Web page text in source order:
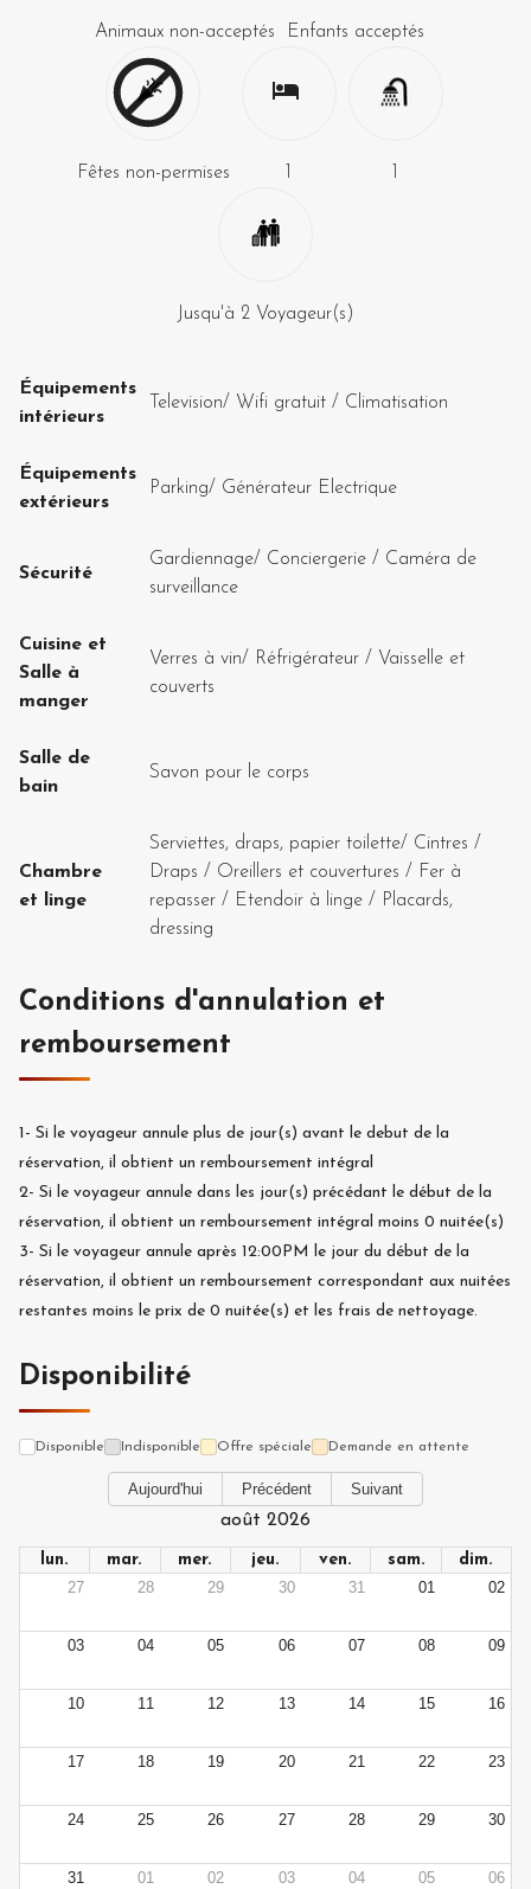
Animaux non-acceptés Enfants acceptés
Fêtes non-permises 1 1
Jusqu'à 2 Voyageur(s)
Équipements
intérieurs
Television/ Wifi gratuit / Climatisation
Équipements
extérieurs
Parking/ Générateur Electrique
Sécurité
Gardiennage/ Conciergerie / Caméra de
surveillance
Cuisine et
Salle à
manger
Verres à vin/ Réfrigérateur / Vaisselle et
couverts
Salle de
bain
Savon pour le corps
Chambre
et linge
Serviettes, draps, papier toilette/ Cintres /
Draps / Oreillers et couvertures / Fer à
repasser / Etendoir à linge / Placards,
dressing
Conditions d'annulation et
remboursement
1- Si le voyageur annule plus de jour(s) avant le debut de la
réservation, il obtient un remboursement intégral
2- Si le voyageur annule dans les jour(s) précédant le début de la
réservation, il obtient un remboursement intégral moins 0 nuitée(s)
3- Si le voyageur annule après 12:00PM le jour du début de la
réservation, il obtient un remboursement correspondant aux nuitées
restantes moins le prix de 0 nuitée(s) et les frais de nettoyage.
Disponibilité
Disponible Indisponible Offre spéciale Demande en attente
Aujourd'hui Précédent Suivant
août 2026
lun. mar. mer. jeu. ven. sam.
dim.
27
28 29 30 31 01 02
03 04 05 06 07 08 09
10 11 12 13 14 15 16
17 18 19 20 21 22 23
24 25 26 27 28 29 30
31 01 02 03 04 05 06